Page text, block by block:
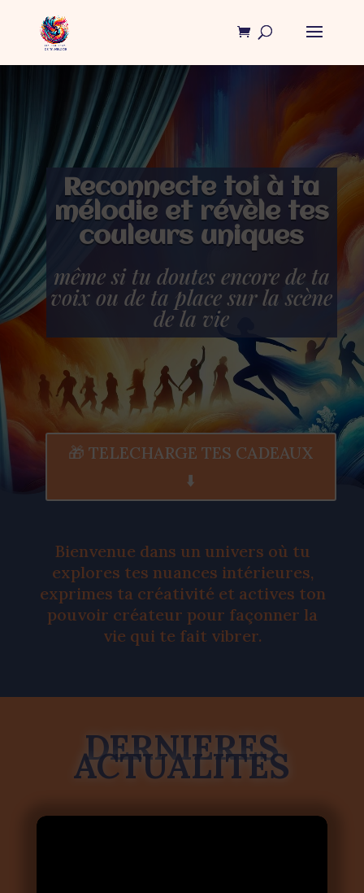
Reconnecte toi à ta
mélodie et révèle tes
couleurs uniques
même si tu doutes encore de ta
voix ou de ta place sur la scène
de la vie
🎁 TELECHARGE TES CADEAUX
⬇️
Bienvenue dans un univers où tu
explores tes nuances intérieures,
exprimes ta créativité et actives ton
pouvoir créateur pour façonner la
vie qui te fait vibrer.
DERNIERES
ACTUALITES